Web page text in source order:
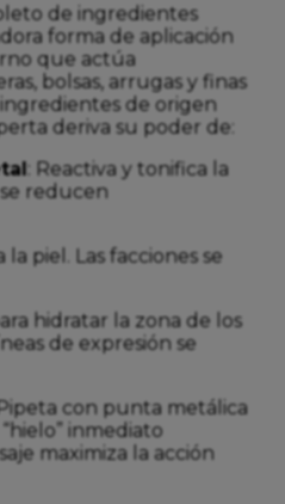
de ingredientes
forma de aplicación
que actúa
bolsas, arrugas y finas
ingredientes de origen
deriva su poder de:
: Reactiva y tonifica la
reducen
la piel. Las facciones se
hidratar la zona de los
de expresión se
con punta metálica
inmediato
maximiza la acción